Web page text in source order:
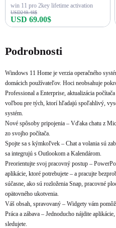
win 11 pro 2key lifetime activation
USD249.48$
USD 69.00$
Podrobnosti
Windows 11 Home je verzia operačného
domácich používateľov. Hoci neobsahuje
Professional a Enterprise, aktualizácia
voľbou pre tých, ktorí hľadajú spoľahlivý,
systém.
Nové spôsoby pripojenia – Vďaka chatu z
zo svojho počítača.
Spojte sa s kýmkoľvek – Chat a volania sú
sa integrujú s Outlookom a Kalendárom.
Preorientujte svoj pracovný postup –
aplikácie, ktoré potrebujete – a pracujte
súčasne, ako sú rozloženia Snap, pracovné
opätovného ukotvenia.
Váš obsah, spravovaný – Widgety vám
Práca a zábava – Jednoducho nájdite
sledujete.